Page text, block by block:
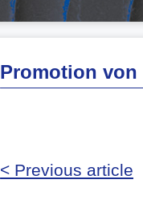
Promotion von
< Previous article